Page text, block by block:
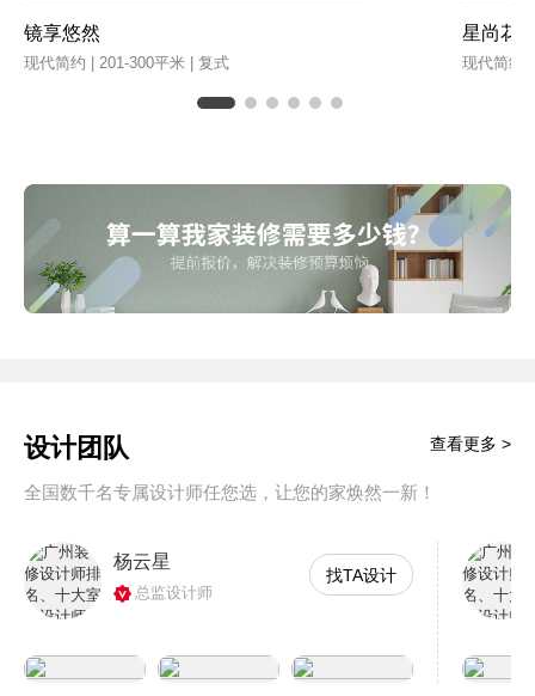
镜享悠然
现代简约 | 201-300平米 | 复式
星尚花
现代简约
设计团队
全国数千名专属设计师任您选，让您的家焕然一新！
查看更多 >
杨云星
总监设计师
找TA设计